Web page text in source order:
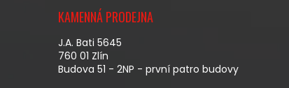
KAMENNÁ PRODEJNA
J.A. Bati 5645
760 01 Zlín
Budova 51 - 2NP - první patro budovy